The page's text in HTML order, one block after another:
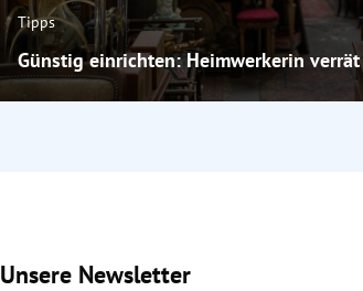
Tipps
Günstig einrichten: Heimwerkerin
Unsere Newsletter
Slide 1 von 3